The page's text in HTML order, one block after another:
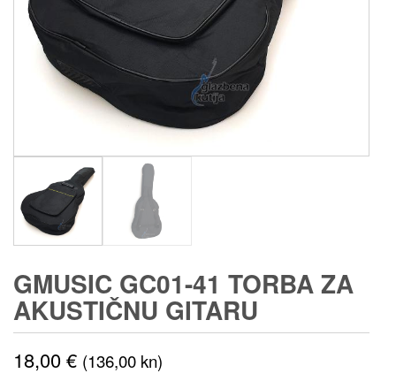
GMUSIC GC01-41 TORBA ZA
AKUSTIČNU GITARU
18,00€ (136,00 kn)